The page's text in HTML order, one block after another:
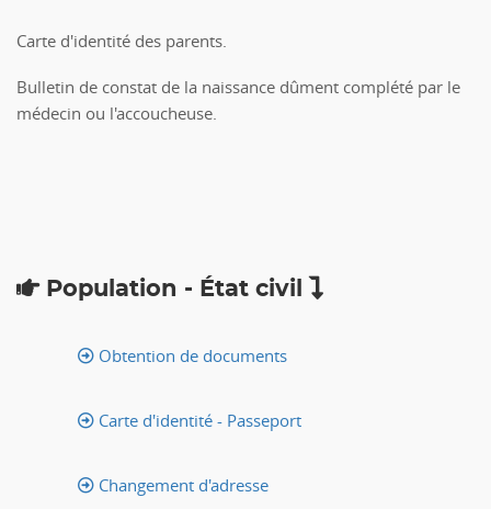
Carte d'identité des parents.
Bulletin de constat de la naissance dûment complété par le
médecin ou l'accoucheuse.
Population - État civil
Obtention de documents
Carte d'identité - Passeport
Changement d'adresse